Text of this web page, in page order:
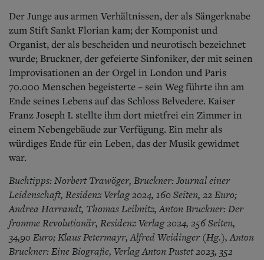
Der Junge aus armen Verhältnissen, der als Sängerknabe
zum Stift Sankt Florian kam; der Komponist und
Organist, der als bescheiden und neurotisch bezeichnet
wurde; Bruckner, der gefeierte Sinfoniker, der mit seinen
Improvisationen an der Orgel in London und Paris
70.000 Menschen begeisterte – sein Weg führte ihn am
Ende seines Lebens auf das Schloss Belvedere. Kaiser
Franz Joseph I. stellte ihm dort mietfrei ein Zimmer in
einem Nebengebäude zur Verfügung. Ein mehr als
würdiges Ende für ein Leben, das der Musik gewidmet
war.
Buchtipps: Norbert Trawöger, Bruckner: Journal einer
Leidenschaft, Residenz Verlag 2024, 160 Seiten, 22 Euro;
Andrea Harrandt, Thomas Leibnitz, Anton Bruckner: Der
fromme Revolutionär, Residenz Verlag 2024, 256 Seiten,
34,90 Euro; Klaus Petermayr, Alfred Weidinger (Hg.), Anton
Bruckner: Eine Biografie, Verlag Anton Pustet 2023, 352